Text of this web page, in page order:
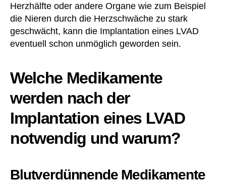
Herzhälfte oder andere Organe wie zum Beispiel
die Nieren durch die Herzschwäche zu stark
geschwächt, kann die Implantation eines LVAD
eventuell schon unmöglich geworden sein.
Welche Medikamente
werden nach der
Implantation eines LVAD
notwendig und warum?
Blutverdünnende Medikamente